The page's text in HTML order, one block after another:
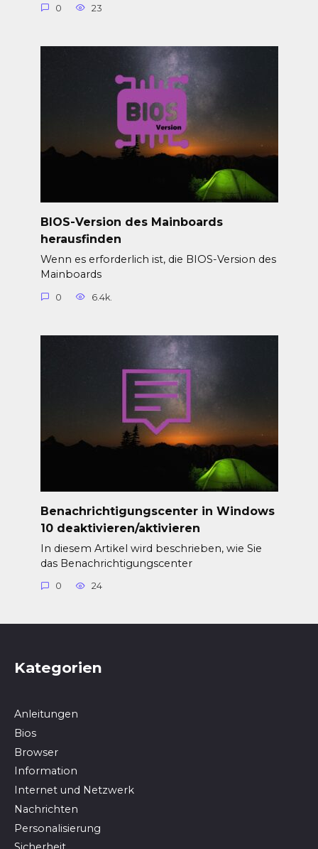
0 23
BIOS-Version des Mainboards
herausfinden
Wenn es erforderlich ist, die BIOS-Version des
Mainboards
0 6.4k.
Benachrichtigungscenter in Windows
10 deaktivieren/aktivieren
In diesem Artikel wird beschrieben, wie Sie
das Benachrichtigungscenter
0 24
Kategorien
Anleitungen
Bios
Browser
In­for­ma­ti­on
Internet und Netzwerk
Nachrichten
Personalisierung